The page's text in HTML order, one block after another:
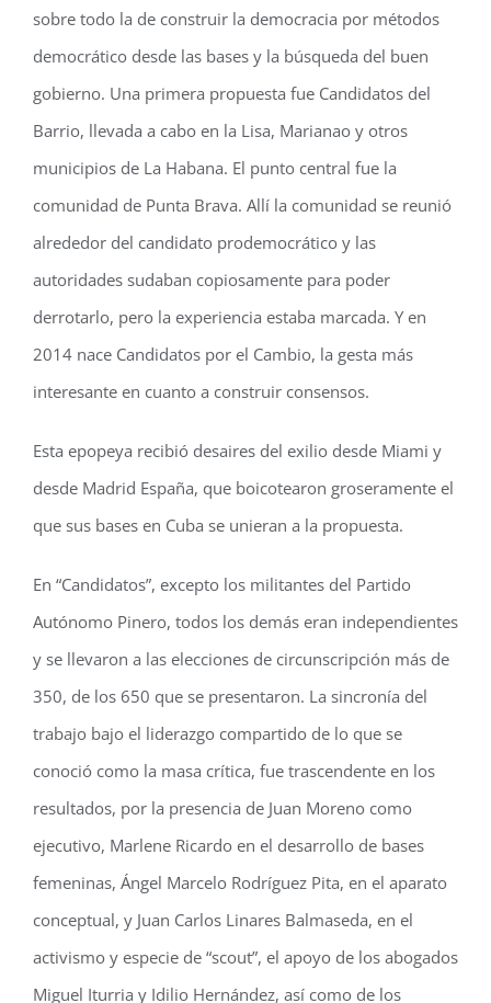
sobre todo la de construir la democracia por métodos
democrático desde las bases y la búsqueda del buen
gobierno. Una primera propuesta fue Candidatos del
Barrio, llevada a cabo en la Lisa, Marianao y otros
municipios de La Habana. El punto central fue la
comunidad de Punta Brava. Allí la comunidad se reunió
alrededor del candidato prodemocrático y las
autoridades sudaban copiosamente para poder
derrotarlo, pero la experiencia estaba marcada. Y en
2014 nace Candidatos por el Cambio, la gesta más
interesante en cuanto a construir consensos.
Esta epopeya recibió desaires del exilio desde Miami y
desde Madrid España, que boicotearon groseramente el
que sus bases en Cuba se unieran a la propuesta.
En “Candidatos”, excepto los militantes del Partido
Autónomo Pinero, todos los demás eran independientes
y se llevaron a las elecciones de circunscripción más de
350, de los 650 que se presentaron. La sincronía del
trabajo bajo el liderazgo compartido de lo que se
conoció como la masa crítica, fue trascendente en los
resultados, por la presencia de Juan Moreno como
ejecutivo, Marlene Ricardo en el desarrollo de bases
femeninas, Ángel Marcelo Rodríguez Pita, en el aparato
conceptual, y Juan Carlos Linares Balmaseda, en el
activismo y especie de “scout”, el apoyo de los abogados
Miguel Iturria y Idilio Hernández, así como de los